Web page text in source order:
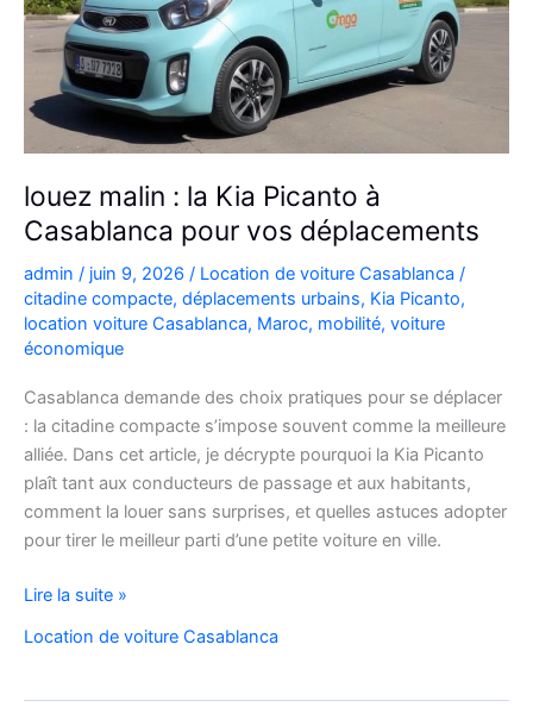
louez malin : la Kia Picanto à
Casablanca pour vos déplacements
admin / juin 9, 2026 / Location de voiture Casablanca /
citadine compacte, déplacements urbains, Kia Picanto,
location voiture Casablanca, Maroc, mobilité, voiture
économique
Casablanca demande des choix pratiques pour se déplacer
: la citadine compacte s’impose souvent comme la meilleure
alliée. Dans cet article, je décrypte pourquoi la Kia Picanto
plaît tant aux conducteurs de passage et aux habitants,
comment la louer sans surprises, et quelles astuces adopter
pour tirer le meilleur parti d’une petite voiture en ville.
louez
Lire la suite »
Location de voiture Casablanca